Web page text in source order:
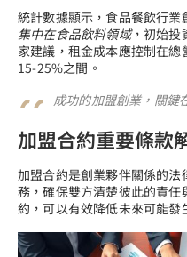
統計數據顯示，食品餐飲行業
集中在食品飲料領域，初始投
家建議，租金成本應控制在
15-25%之間。
成功的加盟創業，關鍵
加盟合約重要條款
加盟合約是創業夥伴關係的
務，確保雙方清楚彼此的責
約，可以有效降低未來可能發